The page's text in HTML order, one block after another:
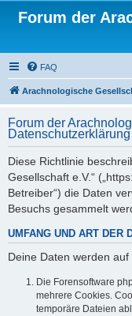
Forum der
FAQ
Arachnologische
Forum der
Datenschutzerklärung
Diese Richtlinie
Gesellschaft e.V.“
Betreiber“) die Daten
Besuchs gesammelt
UMFANG UND ART DER
Deine Daten werden
Die Forensoftware
mehrere Cookies.
temporäre Dateien